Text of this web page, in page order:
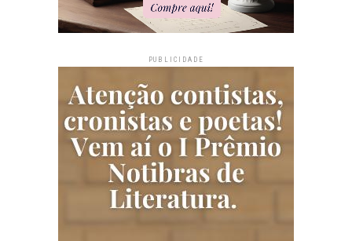
PUBLICIDADE